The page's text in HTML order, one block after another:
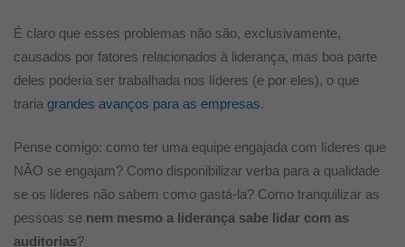
É claro que esses problemas não são, exclusivamente,
causados por fatores relacionados à liderança, mas boa parte
deles poderia ser trabalhada nos líderes (e por eles), o que
traria grandes avanços para as empresas.
Pense comigo: como ter uma equipe engajada com líderes que
NÃO se engajam? Como disponibilizar verba para a qualidade
se os líderes não sabem como gastá-la? Como tranquilizar as
pessoas se nem mesmo a liderança sabe lidar com as
auditorias?